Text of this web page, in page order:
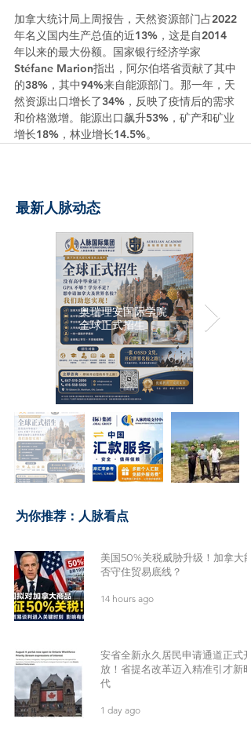
加拿大统计局上周报告，天然资源部门占2022
年名义国内生产总值的近13%，这是自2014
年以来的最大份额。国家银行经济学家
Stéfane Marion指出，阿尔伯塔省贡献了其中
的38%，其中94%来自能源部门。那一年，天
然资源出口增长了34%，反映了疫情后的需求
和价格激增。能源出口飙升53%，矿产和矿业
增长18%，林业增长14.5%。
最新人脉动态
奥瑞理安国际学院
全球正式招生
​为你推荐：人脉看点
美国50%关税威胁升级！加拿大能
否守住贸易底线？
14 hours ago
安省全新永久居民申请通道正式开
放！省提名改革迈入精准引才新时
代
1 day ago